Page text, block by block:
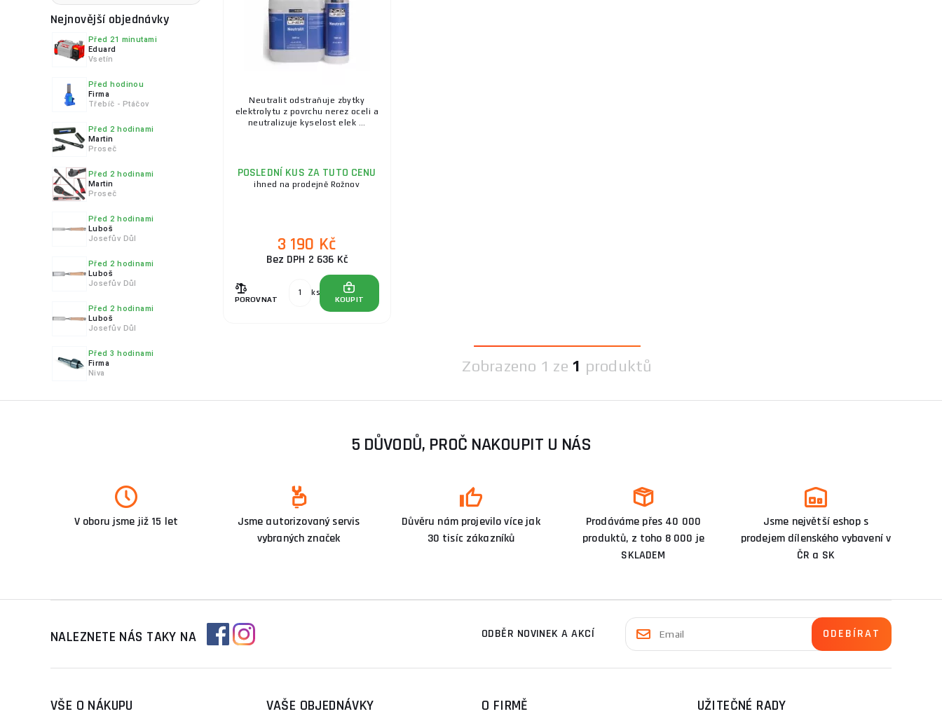
Foliecz
GCE
GEKO
GLITTER
GYS
Holzmann
Kühtreiber
MBInox
MICROJIG
Magg
Omicron
Parker
Procraft
Proma
SILICONI
Speedglas 3M
TBH
TECWELD
Nejnovější objednávky
Před 21 minutami
Eduard
Vsetín
Před hodinou
Firma
Třebíč - Ptáčov
Před 2 hodinami
Martin
Proseč
Před 2 hodinami
Martin
Proseč
Před 2 hodinami
Luboš
Josefův Důl
Před 2 hodinami
Luboš
Josefův Důl
Před 2 hodinami
Luboš
Josefův Důl
Před 3 hodinami
Firma
Niva
Neutralit odstraňuje zbytky
elektrolytu z povrchu nerez oceli a
neutralizuje kyselost elek ...
POSLEDNÍ KUS ZA TUTO CENU
ihned na prodejně Rožnov
3 190 Kč
Bez DPH 2 636 Kč
POROVNAT
ks
KOUPIT
Zobrazeno 1 ze 1 produktů
5 DŮVODŮ, PROČ NAKOUPIT U NÁS
V oboru jsme již 15 let
Jsme autorizovaný servis
vybraných značek
Důvěru nám projevilo více jak
30 tisíc zákazníků
Prodáváme přes 40 000
produktů, z toho 8 000 je
SKLADEM
Jsme největší eshop s
prodejem dílenského vybavení v
ČR a SK
NALEZNETE NÁS TAKY NA ODBĚR NOVINEK A AKCÍ
VŠE O NÁKUPU VAŠE OBJEDNÁVKY O FIRMĚ UŽITEČNÉ RADY